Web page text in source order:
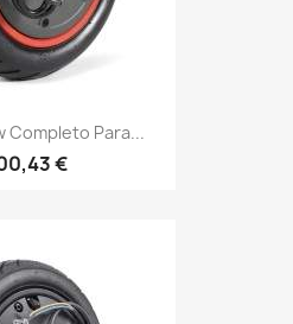
Completo Para...
€